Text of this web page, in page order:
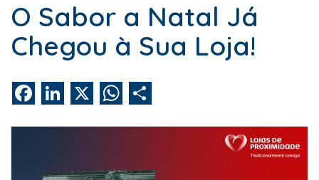
O Sabor a Natal Já
Chegou à Sua Loja!
FacebookLinkedIn WhatsApp